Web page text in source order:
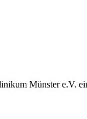
Münster e.V.